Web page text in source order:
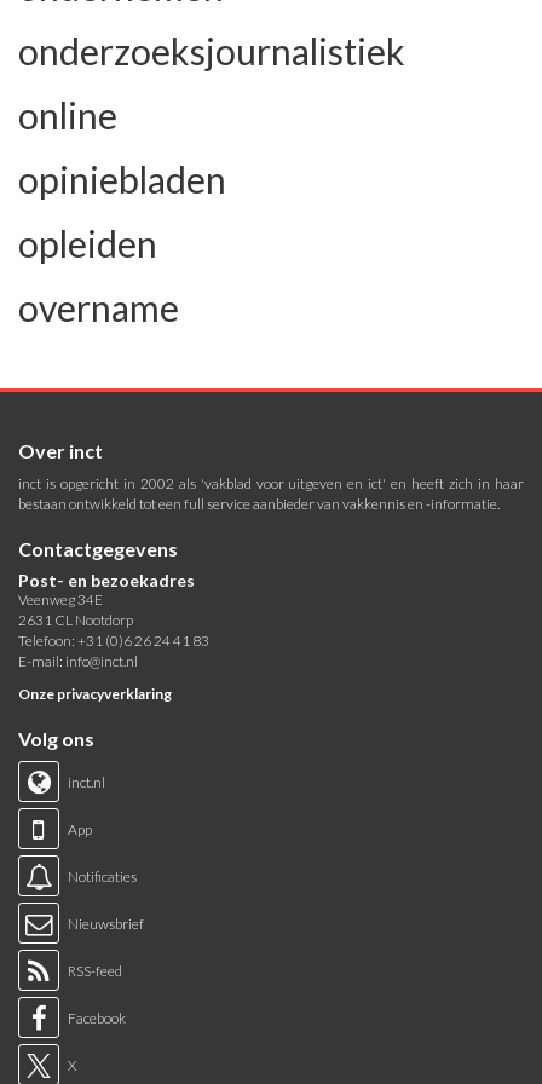
onderzoeksjournalistiek
online
opiniebladen
opleiden
overname
Over inct
inct is opgericht in 2002 als 'vakblad voor uitgeven en ict' en heeft zich in haar
bestaan ontwikkeld tot een full service aanbieder van vakkennis en -informatie.
Contactgegevens
Post- en bezoekadres
Veenweg 34E
2631 CL Nootdorp
Telefoon: +31 (0)6 26 24 41 83
E-mail: info@inct.nl
Onze privacyverklaring
Volg ons
inct.nl
App
Notificaties
Nieuwsbrief
RSS-feed
Facebook
X